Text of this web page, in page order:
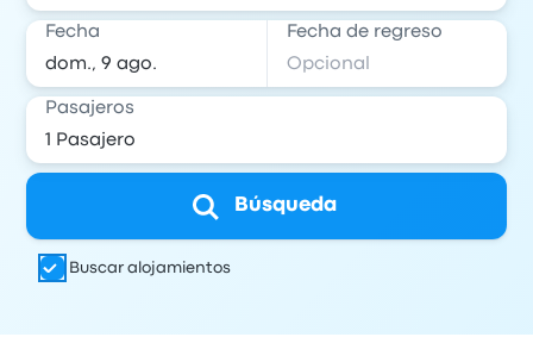
Fecha Fecha de regreso
Pasajeros
Búsqueda
Buscar alojamientos